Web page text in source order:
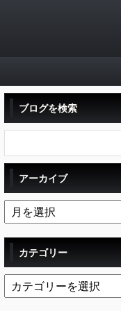
ブログを検索
アーカイブ
カテゴリー